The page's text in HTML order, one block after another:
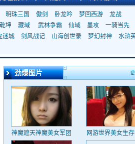
明珠三国 傲剑 卧龙吟 梦回西游
龙战
坤 藏域 武林争霸 仙域 墨攻
一骑当先
迷城 剑风战记 山海创世录 梦幻封神
水浒
劲爆图片
神魔遮天神魔美女军团 网游世界美女生存